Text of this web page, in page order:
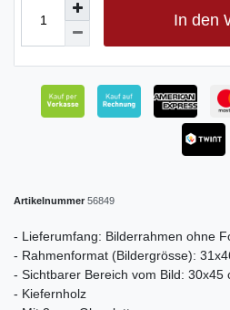
In den
Artikelnummer 56849
- Lieferumfang: Bilderrahmen ohne
- Rahmenformat (Bildergrösse):
- Sichtbarer Bereich vom Bild: 30x45
- Kiefernholz